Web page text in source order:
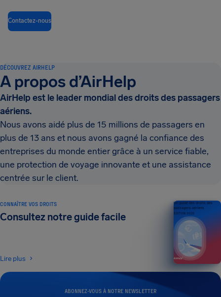
Contactez-nous
DÉCOUVREZ AIRHELP
A propos d’AirHelp
AirHelp est le leader mondial des droits des passagers
aériens.
Nous avons aidé plus de 15 millions de passagers en
plus de 13 ans et nous avons gagné la confiance des
entreprises du monde entier grâce à un service fiable,
une protection de voyage innovante et une assistance
centrée sur le client.
ABONNEZ-VOUS À NOTRE NEWSLETTER
CONNAÎTRE VOS DROITS
Consultez notre guide facile
Lire plus
Un guide des droits des
passagers aériens
ÉDITION 2026